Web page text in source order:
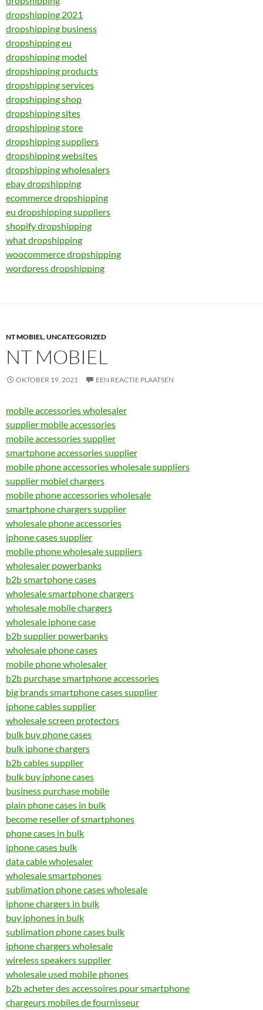
dropshipping 2021
dropshipping business
dropshipping eu
dropshipping model
dropshipping products
dropshipping services
dropshipping shop
dropshipping sites
dropshipping store
dropshipping suppliers
dropshipping websites
dropshipping wholesalers
ebay dropshipping
ecommerce dropshipping
eu dropshipping suppliers
shopify dropshipping
what dropshipping
woocommerce dropshipping
wordpress dropshipping
NT MOBIEL,UNCATEGORIZED
NT MOBIEL
OKTOBER 19, 2021 EEN REACTIE PLAATSEN
mobile accessories wholesaler
supplier mobile accessories
mobile accessories supplier
smartphone accessories supplier
mobile phone accessories wholesale suppliers
supplier mobiel chargers
mobile phone accessories wholesale
smartphone chargers supplier
wholesale phone accessories
iphone cases supplier
mobile phone wholesale suppliers
wholesaler powerbanks
b2b smartphone cases
wholesale smartphone chargers
wholesale mobile chargers
wholesale iphone case
b2b supplier powerbanks
wholesale phone cases
mobile phone wholesaler
b2b purchase smartphone accessories
big brands smartphone cases supplier
iphone cables supplier
wholesale screen protectors
bulk buy phone cases
bulk iphone chargers
b2b cables supplier
bulk buy iphone cases
business purchase mobile
plain phone cases in bulk
become reseller of smartphones
phone cases in bulk
iphone cases bulk
data cable wholesaler
wholesale smartphones
sublimation phone cases wholesale
iphone chargers in bulk
buy iphones in bulk
sublimation phone cases bulk
iphone chargers wholesale
wireless speakers supplier
wholesale used mobile phones
b2b acheter des accessoires pour smartphone
chargeurs mobiles de fournisseur